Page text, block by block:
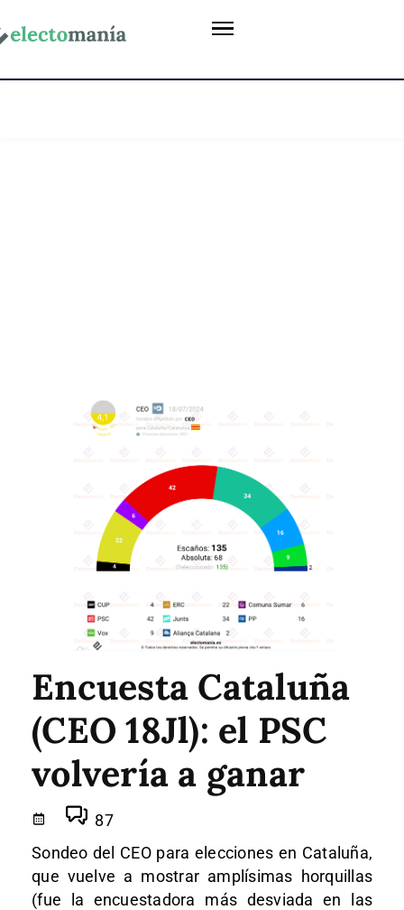
Encuesta Cataluña
(CEO 18Jl): el PSC
volvería a ganar
87
Sondeo del CEO para elecciones en Cataluña,
que vuelve a mostrar amplísimas horquillas
(fue la encuestadora más desviada en las